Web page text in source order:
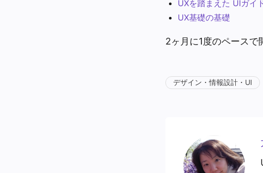
UXを踏まえた UIガイ
UX基礎の基礎
2ヶ月に1度のペースで
デザイン・情報設計・UI